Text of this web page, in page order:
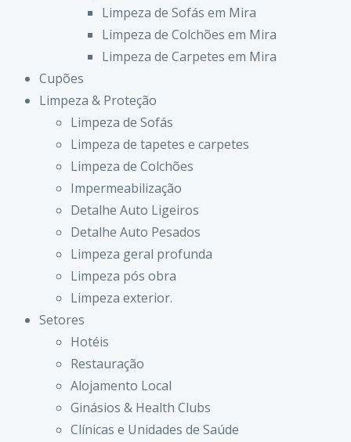
Limpeza de Sofás em Mira
Limpeza de Colchões em Mira
Limpeza de Carpetes em Mira
Cupões
Limpeza & Proteção
Limpeza de Sofás
Limpeza de tapetes e carpetes
Limpeza de Colchões
Impermeabilização
Detalhe Auto Ligeiros
Detalhe Auto Pesados
Limpeza geral profunda
Limpeza pós obra
Limpeza exterior.
Setores
Hotéis
Restauração
Alojamento Local
Ginásios & Health Clubs
Clínicas e Unidades de Saúde